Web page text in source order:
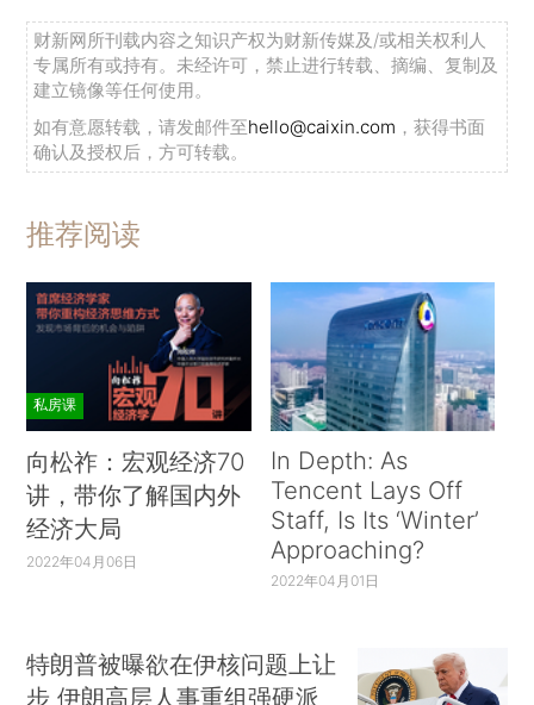
财新网所刊载内容之知识产权为财新传媒及/或相关权利人
专属所有或持有。未经许可，禁止进行转载、摘编、复制及
建立镜像等任何使用。
如有意愿转载，请发邮件至hello@caixin.com ，获得书面
确认及授权后，方可转载。
推荐阅读
私房课
向松祚：宏观经济70
讲，带你了解国内外
经济大局
2022年04月06日
In Depth: As
Tencent Lays Off
Staff, Is Its ‘Winter’
Approaching?
2022年04月01日
特朗普被曝欲在伊核问题上让
步 伊朗高层人事重组强硬派